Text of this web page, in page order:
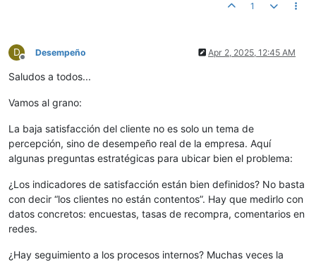
1
D
Offline
Desempeño Apr 2, 2025, 12:45 AM
Saludos a todos...
Vamos al grano:
La baja satisfacción del cliente no es solo un tema de
percepción, sino de desempeño real de la empresa. Aquí
algunas preguntas estratégicas para ubicar bien el problema:
¿Los indicadores de satisfacción están bien definidos? No basta
con decir “los clientes no están contentos”. Hay que medirlo con
datos concretos: encuestas, tasas de recompra, comentarios en
redes.
¿Hay seguimiento a los procesos internos? Muchas veces la